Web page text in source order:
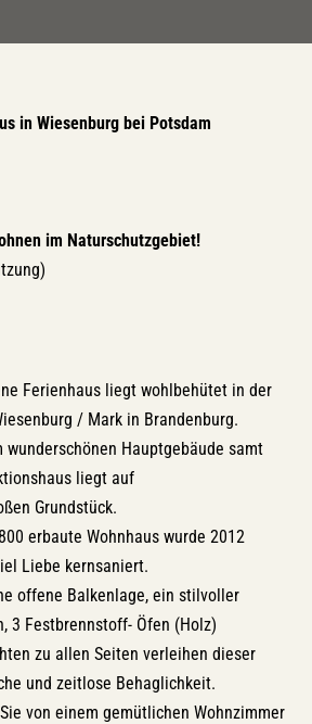
in Wiesenburg bei Potsdam
im Naturschutzgebiet!
Ferienhaus liegt wohlbehütet in der
/ Mark in Brandenburg.
wunderschönen Hauptgebäude samt
liegt auf
Grundstück.
erbaute Wohnhaus wurde 2012
Liebe kernsaniert.
offene Balkenlage, ein stilvoller
3 Festbrennstoff- Öfen (Holz)
zu allen Seiten verleihen dieser
und zeitlose Behaglichkeit.
von einem gemütlichen Wohnzimmer